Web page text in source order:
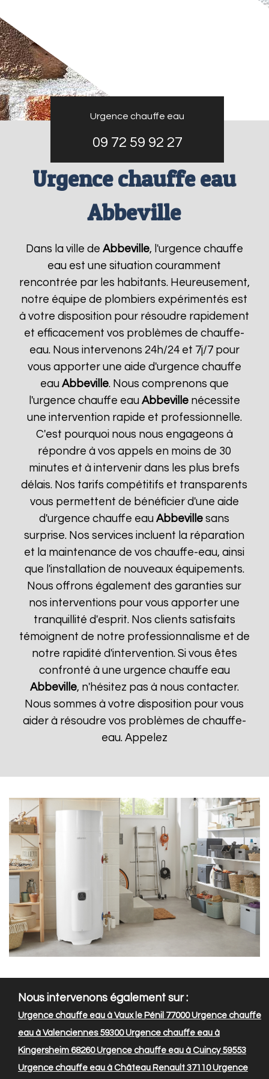
Urgence chauffe eau
09 72 59 92 27
Urgence chauffe eau
Abbeville
Dans la ville de Abbeville, l'urgence chauffe
eau est une situation couramment
rencontrée par les habitants. Heureusement,
notre équipe de plombiers expérimentés est
à votre disposition pour résoudre rapidement
et efficacement vos problèmes de chauffe-
eau. Nous intervenons 24h/24 et 7j/7 pour
vous apporter une aide d'urgence chauffe
eau Abbeville. Nous comprenons que
l'urgence chauffe eau Abbevillenécessite
une intervention rapide et professionnelle.
C'est pourquoi nous nous engageons à
répondre à vos appels en moins de 30
minutes et à intervenir dans les plus brefs
délais. Nos tarifs compétitifs et transparents
vous permettent de bénéficier d'une aide
d'urgence chauffe eauAbbeville sans
surprise. Nos services incluent la réparation
et la maintenance de vos chauffe-eau, ainsi
que l'installation de nouveaux équipements.
Nous offrons également des garanties sur
nos interventions pour vous apporter une
tranquillité d'esprit. Nos clients satisfaits
témoignent de notre professionnalisme et de
notre rapidité d'intervention. Si vous êtes
confronté à une urgence chauffe eau
Abbeville, n'hésitez pas à nous contacter.
Nous sommes à votre disposition pour vous
aider à résoudre vos problèmes de chauffe-
eau. Appelez
Nous intervenons également sur :
Urgence chauffe eau à Vaux le Pénil 77000Urgence chauffe
eau à Valenciennes 59300Urgence chauffe eau à
Kingersheim 68260Urgence chauffe eau à Cuincy 59553
Urgence chauffe eau à Château Renault 37110Urgence